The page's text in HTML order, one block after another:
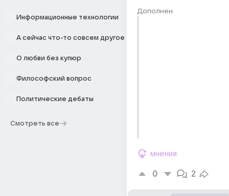
Информационные технологии
А сейчас что-то совсем другое
О любви без купюр
Философский вопрос
Политические дебаты
Смотреть все
Дополнен
мнения
0 2